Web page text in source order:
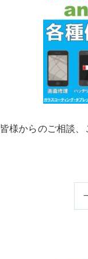
皆様からのご相談